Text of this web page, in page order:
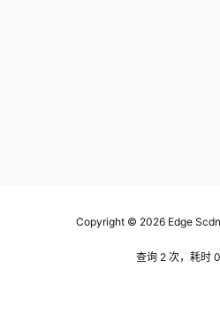
Copyright © 2026Edge
查询 2 次，耗时